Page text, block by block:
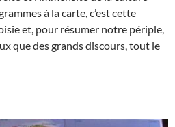
à la carte, c’est cette
et, pour résumer notre périple,
que des grands discours, tout le